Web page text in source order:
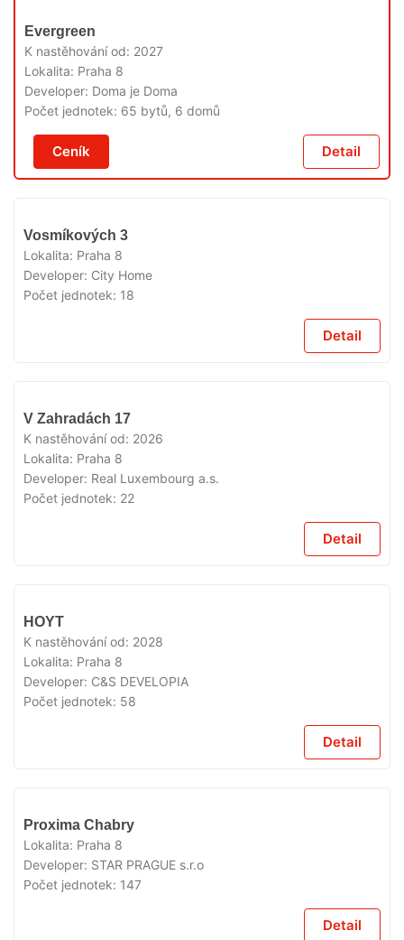
Evergreen
K nastěhování od: 2027
Lokalita: Praha 8
Developer: Doma je Doma
Počet jednotek: 65 bytů, 6 domů
Ceník Detail
Vosmíkových 3
Lokalita: Praha 8
Developer: City Home
Počet jednotek: 18
Detail
V Zahradách 17
K nastěhování od: 2026
Lokalita: Praha 8
Developer: Real Luxembourg a.s.
Počet jednotek: 22
Detail
HOYT
K nastěhování od: 2028
Lokalita: Praha 8
Developer: C&S DEVELOPIA
Počet jednotek: 58
Detail
Proxima Chabry
Lokalita: Praha 8
Developer: STAR PRAGUE s.r.o
Počet jednotek: 147
Detail